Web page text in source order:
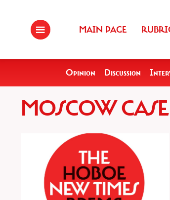
MAIN PAGE
Opinion Discussion
MOSCOW CASE